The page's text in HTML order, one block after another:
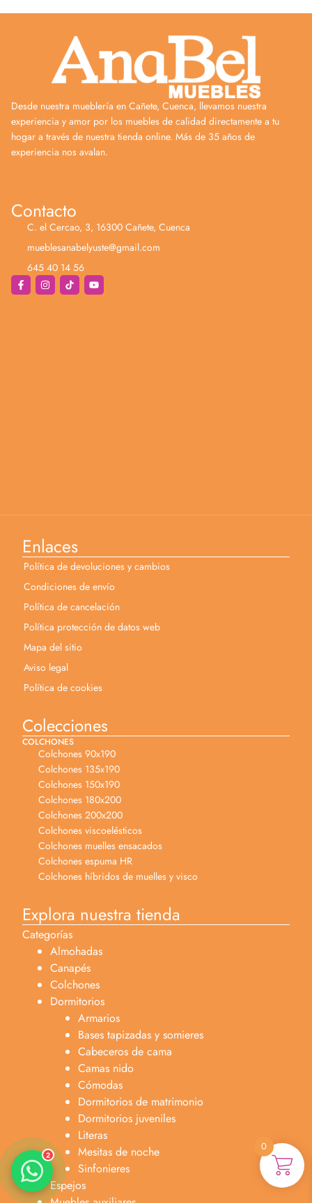
Desde nuestra mueblería en Cañete, Cuenca, llevamos nuestra
experiencia y amor por los muebles de calidad directamente a tu
hogar a través de nuestra tienda online. Más de 35 años de
experiencia nos avalan.
Contacto
C. el Cercao, 3, 16300 Cañete, Cuenca
mueblesanabelyuste@gmail.com
645 40 14 56
Enlaces
Política de devoluciones y cambios
Condiciones de envío
Política de cancelación
Política protección de datos web
Mapa del sitio
Aviso legal
Política de cookies
Colecciones
COLCHONES
Colchones 90x190
Colchones 135x190
Colchones 150x190
Colchones 180x200
Colchones 200x200
Colchones viscoelésticos
Colchones muelles ensacados
Colchones espuma HR
Colchones híbridos de muelles y visco
Explora nuestra tienda
Categorías
Almohadas
Canapés
Colchones
Dormitorios
Armarios
Bases tapizadas y somieres
Cabeceros de cama
Camas nido
Cómodas
Dormitorios de matrimonio
Dormitorios juveniles
Literas
Mesitas de noche
Sinfonieres
Espejos
0
Atención al cliente
Lun-Sáb 10:00am-20:00pm
2